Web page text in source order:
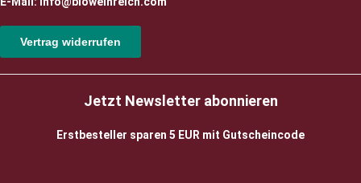
Vertrag widerrufen
Jetzt Newsletter abonnieren
Erstbesteller sparen 5 EUR mit Gutscheincode